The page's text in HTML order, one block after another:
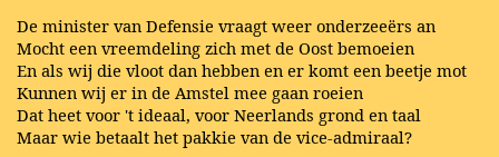
De minister van Defensie vraagt weer onderzeeërs an
Mocht een vreemdeling zich met de Oost bemoeien
En als wij die vloot dan hebben en er komt een beetje mot
Kunnen wij er in de Amstel mee gaan roeien
Dat heet voor 't ideaal, voor Neerlands grond en taal
Maar wie betaalt het pakkie van de vice-admiraal?